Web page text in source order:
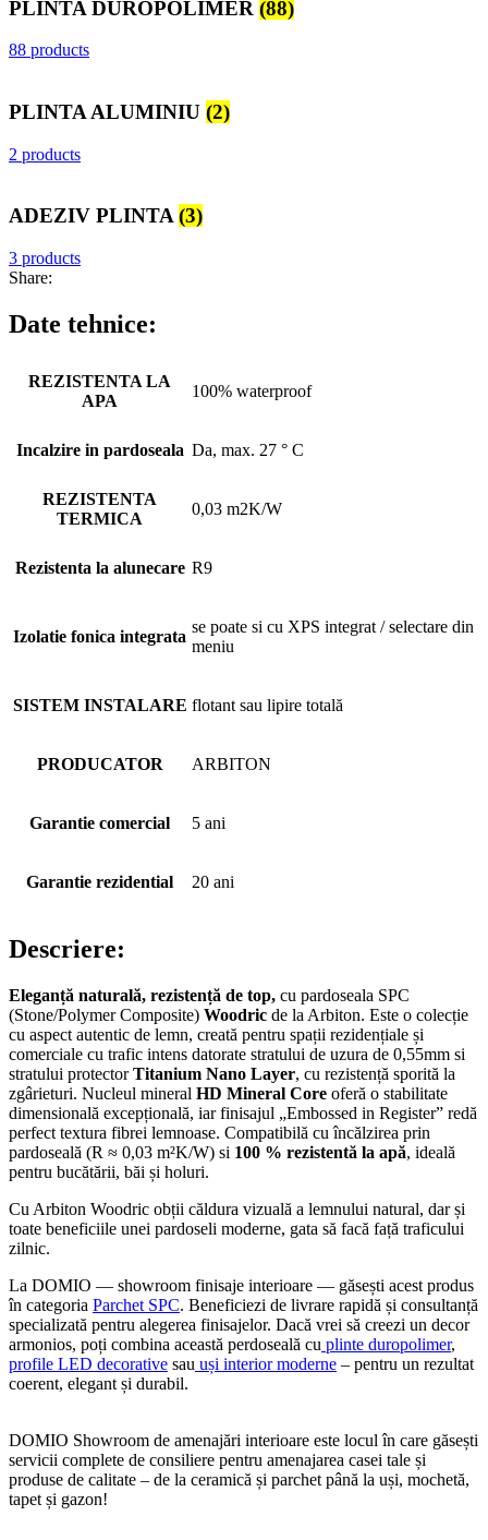
PLINTA DUROPOLIMER (88)
88 products
PLINTA ALUMINIU (2)
2 products
ADEZIV PLINTA(3)
3 products
Share:
Date tehnice:
REZISTENTA LA
APA
100% waterproof
Incalzire in pardoseala Da, max. 27 ° C
REZISTENTA
TERMICA
0,03 m2K/W
Rezistenta la alunecare R9
Izolatie fonica integrata
se poate si cu XPS integrat / selectare din
meniu
SISTEM INSTALARE flotant sau lipire totală
PRODUCATOR ARBITON
Garantie comercial 5 ani
Garantie rezidential 20 ani
Descriere:
Eleganță naturală, rezistență de top, cu pardoseala SPC
(Stone/Polymer Composite) Woodric de la Arbiton. Este o colecție
cu aspect autentic de lemn, creată pentru spații rezidențiale și
comerciale cu trafic intens datorate stratului de uzura de 0,55mm si
stratului protectorTitanium Nano Layer, cu rezistență sporită la
zgârieturi. Nucleul mineral HD Mineral Core oferă o stabilitate
dimensională excepțională, iar finisajul „Embossed in Register” redă
perfect textura fibrei lemnoase. Compatibilă cu încălzirea prin
pardoseală (R ≈ 0,03 m²K/W) si 100 % rezistentă la apă, ideală
pentru bucătării, băi și holuri.
Cu Arbiton Woodric obții căldura vizuală a lemnului natural, dar și
toate beneficiile unei pardoseli moderne, gata să facă față traficului
zilnic.
La DOMIO — showroom finisaje interioare — găsești acest produs
în categoria Parchet SPC. Beneficiezi de livrare rapidă și consultanță
specializată pentru alegerea finisajelor. Dacă vrei să creezi un decor
armonios, poți combina această perdoseală cu plinte duropolimer,
profile LED decorative sau uși interior moderne – pentru un rezultat
coerent, elegant și durabil.
DOMIO Showroom de amenajări interioare este locul în care găsești
servicii complete de consiliere pentru amenajarea casei tale și
produse de calitate – de la ceramică și parchet până la uși, mochetă,
tapet și gazon!